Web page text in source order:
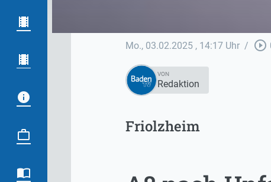
Mo., 03.02.2025 , 14:17 Uhr / play_circle_outline
VON
Redaktion
Friolzheim